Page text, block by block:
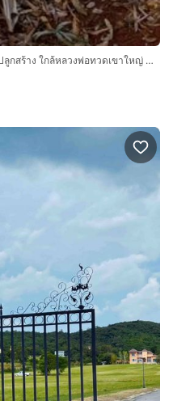
ที่ดิน + สิ่งปลูกสร้าง 666 ตร.ว. ที่ดิน + สิ่งปลูกสร้าง ใกล้หลวงพ่อทวดเขาใหญ่ ถนนทางหลวงพิเศษหมายเลข6 ถนนทางหลวงแผ่นดินหมายเลข2090 ปากช่อง